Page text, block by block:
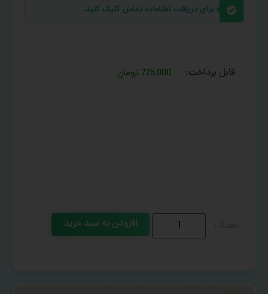
برای دریافت اطلاعات تماس کلیک کنید.
قابل پرداخت: 775,000 تومان
افزودن به سبد خرید